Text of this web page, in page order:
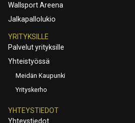
Wallsport Areena
Jalkapallolukio
YRITYKSILLE
Palvelut yrityksille
Yhteistyössä
Meidän Kaupunki
Yrityskerho
YHTEYSTIEDOT
Yhteystiedot